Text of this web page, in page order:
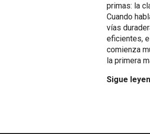
primas: la
Cuando
vías
eficientes,
comienza
la primera
Sigue